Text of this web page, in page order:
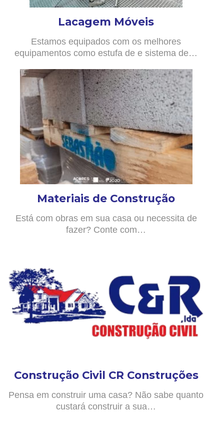
Lacagem Móveis
Estamos equipados com os melhores
equipamentos como estufa de e sistema de…
Materiais de Construção
Está com obras em sua casa ou necessita de
fazer? Conte com…
Construção Civil CR Construções
Pensa em construir uma casa? Não sabe quanto
custará construir a sua…